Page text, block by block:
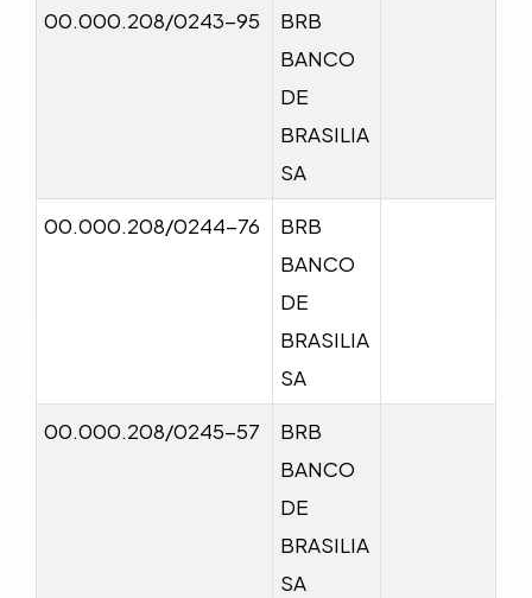
00.000.208/0243-95
BRB
BANCO
DE
BRASILIA
SA
00.000.208/0244-76
BRB
BANCO
DE
BRASILIA
SA
00.000.208/0245-57
BRB
BANCO
DE
BRASILIA
SA